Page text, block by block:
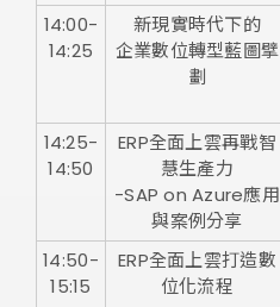
14:00-
14:25
新現實時代下的
企業數位轉型藍圖擘
劃
14:25-
14:50
ERP全面上雲再戰智
慧生產力
-SAP on Azure應用
與案例分享
14:50-
15:15
ERP全面上雲打造數
位化流程